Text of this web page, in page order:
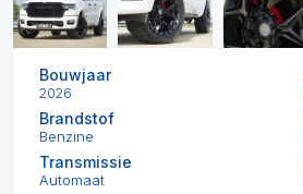
Bouwjaar
2026
Brandstof
Benzine
Transmissie
Automaat